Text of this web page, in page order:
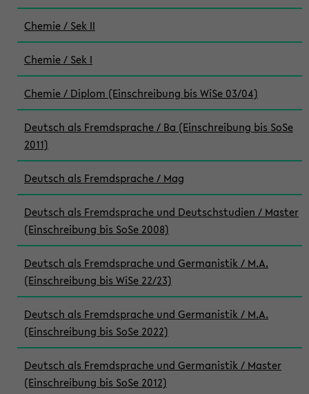
Chemie / Sek II
Chemie / Sek I
Chemie / Diplom (Einschreibung bis WiSe 03/04)
Deutsch als Fremdsprache / Ba (Einschreibung bis SoSe
2011)
Deutsch als Fremdsprache / Mag
Deutsch als Fremdsprache und Deutschstudien / Master
(Einschreibung bis SoSe 2008)
Deutsch als Fremdsprache und Germanistik / M.A.
(Einschreibung bis WiSe 22/23)
Deutsch als Fremdsprache und Germanistik / M.A.
(Einschreibung bis SoSe 2022)
Deutsch als Fremdsprache und Germanistik / Master
(Einschreibung bis SoSe 2012)